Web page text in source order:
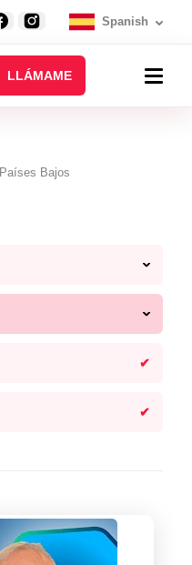
Spanish
LLÁMAME
Países Bajos